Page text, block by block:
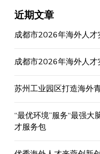
近期文章
成都市2026年海外人才
成都市2026年海外人才
苏州工业园区打造海外
“最优环境”服务“最强大
才服务包